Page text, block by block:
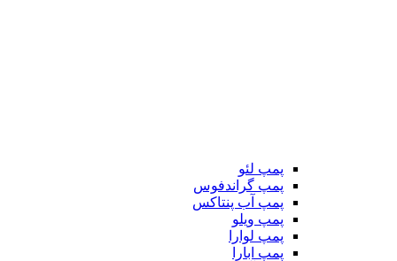
پمپ لئو
پمپ گراندفوس
پمپ آب پنتاکس
پمپ ویلو
پمپ لوارا
پمپ ابارا